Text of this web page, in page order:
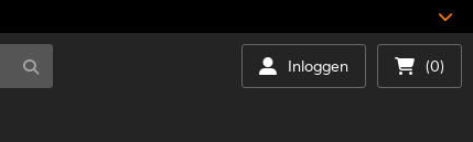
Inloggen (0)